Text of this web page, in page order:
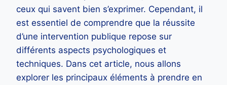
ceux qui savent bien s’exprimer. Cependant, il
est essentiel de comprendre que la réussite
d’une intervention publique repose sur
différents aspects psychologiques et
techniques. Dans cet article, nous allons
explorer les principaux éléments à prendre en